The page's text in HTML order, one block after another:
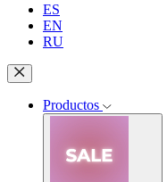
ES
EN
RU
Productos